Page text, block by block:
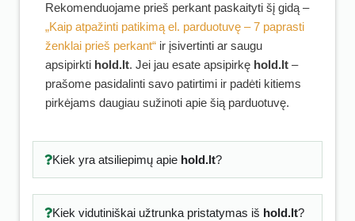
Rekomenduojame prieš perkant paskaityti šį gidą –
„Kaip atpažinti patikimą el. parduotuvę – 7 paprasti
ženklai prieš perkant“ ir įsivertinti ar saugu
apsipirkti hold.lt. Jei jau esate apsipirkę hold.lt –
prašome pasidalinti savo patirtimi ir padėti kitiems
pirkėjams daugiau sužinoti apie šią parduotuvę.
Kiek yra atsiliepimų apie hold.lt?
Kiek vidutiniškai užtrunka pristatymas iš hold.lt?